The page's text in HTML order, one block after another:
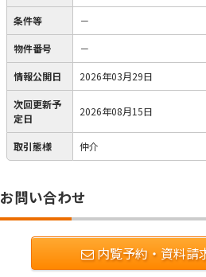
条件等 －
物件番号 －
情報公開日 2026年03月29日
次回更新予
定日
2026年08月15日
取引態様 仲介
お問い合わせ
内覧予約・資料請